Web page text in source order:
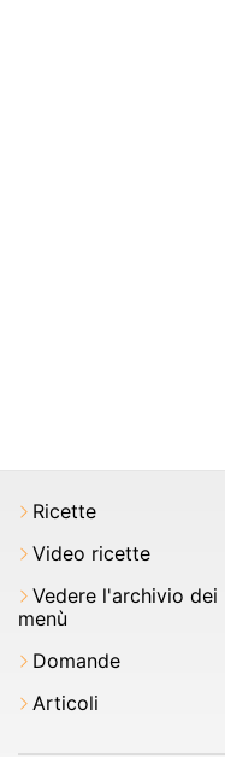
Ricette
Video ricette
Vedere l'archivio dei
menù
Domande
Articoli